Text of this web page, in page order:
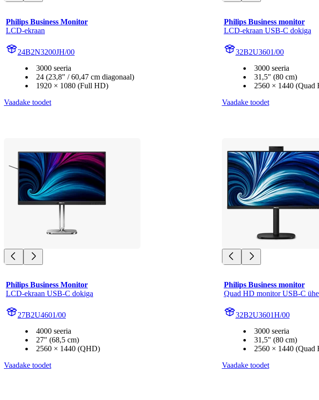
Philips Business Monitor
LCD-ekraan
24B2N3200JH/00
3000 seeria
24 (23,8" / 60,47 cm diagonaal)
1920 × 1080 (Full HD)
Vaadake toodet
Philips Business monitor
LCD-ekraan USB-C dokiga
32B2U3601/00
3000 seeria
31,5" (80 cm)
2560 × 1440 (Quad
Vaadake toodet
Philips Business Monitor
LCD-ekraan USB-C dokiga
27B2U4601/00
4000 seeria
27" (68,5 cm)
2560 × 1440 (QHD)
Vaadake toodet
Philips Business monitor
Quad HD monitor USB-C
32B2U3601H/00
3000 seeria
31,5" (80 cm)
2560 × 1440 (Quad
Vaadake toodet